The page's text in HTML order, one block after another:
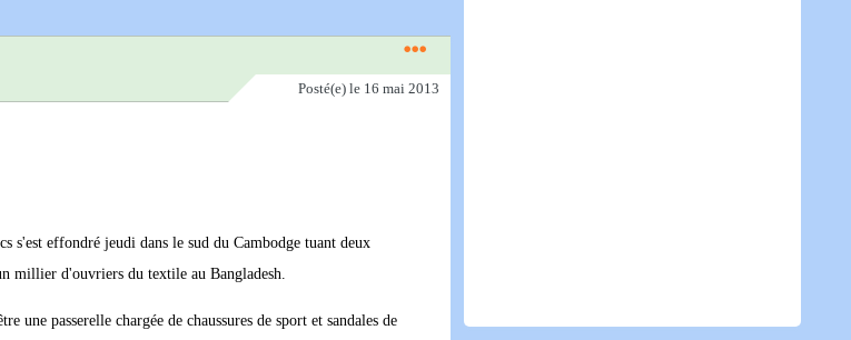
Posté(e) le 16 mai 2013
s'est effondré jeudi dans le sud du Cambodge tuant deux
millier d'ouvriers du textile au Bangladesh.
une passerelle chargée de chaussures de sport et sandales de